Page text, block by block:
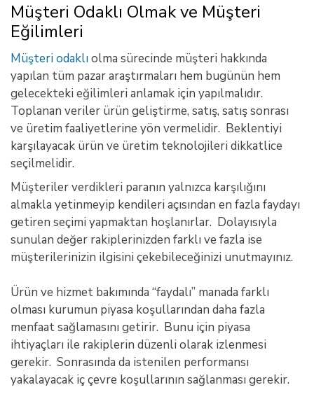
Müşteri Odaklı Olmak ve Müşteri
Eğilimleri
Müşteri odaklıolma sürecinde müşteri hakkında
yapılan tüm pazar araştırmaları hem bugünün hem
gelecekteki eğilimleri anlamak için yapılmalıdır.
Toplanan veriler ürün geliştirme, satış, satış sonrası
ve üretim faaliyetlerine yön vermelidir. Beklentiyi
karşılayacak ürün ve üretim teknolojileri dikkatlice
seçilmelidir.
Müşteriler verdikleri paranın yalnızca karşılığını
almakla yetinmeyip kendileri açısından en fazla faydayı
getiren seçimi yapmaktan hoşlanırlar. Dolayısıyla
sunulan değer rakiplerinizden farklı ve fazla ise
müşterilerinizin ilgisini çekebileceğinizi unutmayınız.
Ürün ve hizmet bakımında “faydalı” manada farklı
olması kurumun piyasa koşullarından daha fazla
menfaat sağlamasını getirir. Bunu için piyasa
ihtiyaçları ile rakiplerin düzenli olarak izlenmesi
gerekir. Sonrasında da istenilen performansı
yakalayacak iç çevre koşullarının sağlanması gerekir.